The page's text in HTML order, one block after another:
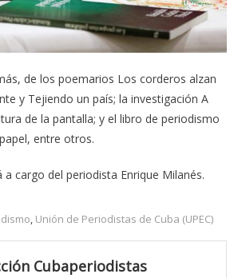
de los poemarios Los corderos alzan
y Tejiendo un país; la investigación A
de la pantalla; y el libro de periodismo
entre otros.
cargo del periodista Enrique Milanés.
, Unión de Periodistas de Cuba (UPEC)
Cubaperiodistas